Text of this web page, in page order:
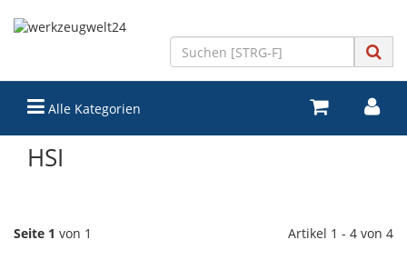
Alle Kategorien
HSI
Seite 1 von 1 Artikel 1 - 4 von 4